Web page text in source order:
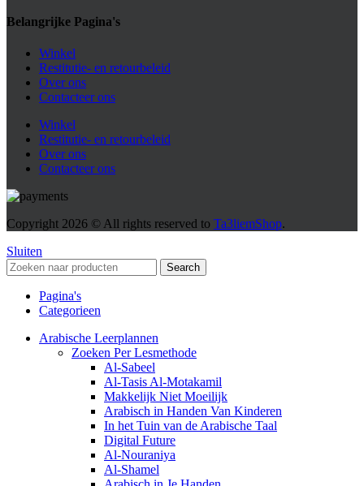
Belangrijke Pagina's
Winkel
Restitutie- en retourbeleid
Over ons
Contacteer ons
Winkel
Restitutie- en retourbeleid
Over ons
Contacteer ons
Copyright 2026 © All rights reserved to Ta3liemShop.
Sluiten
Search
Pagina's
Categorieen
Arabische Leerplannen
Zoeken Per Lesmethode
Al-Sabeel
Al-Tasis Al-Motakamil
Makkelijk Niet Moeilijk
Arabisch in Handen Van Kinderen
In het Tuin van de Arabische Taal
Digital Future
Al-Nouraniya
Al-Shamel